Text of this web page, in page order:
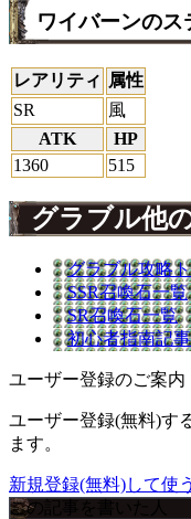
ワイバーンのス
レアリティ 属性
SR
風
ATK
HP
1360
515
グラブル他
グラブル攻略
SSR召喚石一覧
SR召喚石一覧
初心者指南記
ユーザー登録のご案内
ユーザー登録(無料)す
ます。
新規登録(無料)して使う
この記事を書いた人